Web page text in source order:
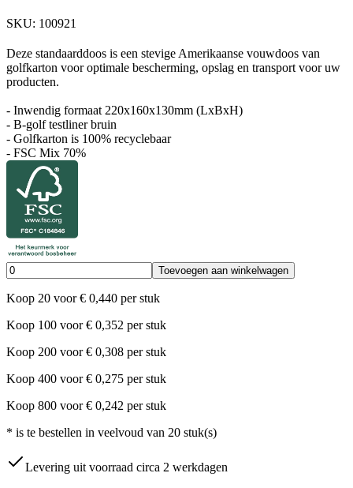
SKU: 100921
Deze standaarddoos is een stevige Amerikaanse vouwdoos van
golfkarton voor optimale bescherming, opslag en transport voor uw
producten.
- Inwendig formaat 220x160x130mm (LxBxH)
- B-golf testliner bruin
- Golfkarton is 100% recyclebaar
- FSC Mix 70%
Toevoegen aan winkelwagen
Koop 20 voor € 0,440 per stuk
Koop 100 voor € 0,352 per stuk
Koop 200 voor € 0,308 per stuk
Koop 400 voor € 0,275 per stuk
Koop 800 voor € 0,242 per stuk
* is te bestellen in veelvoud van 20 stuk(s)
Levering uit voorraad circa 2 werkdagen